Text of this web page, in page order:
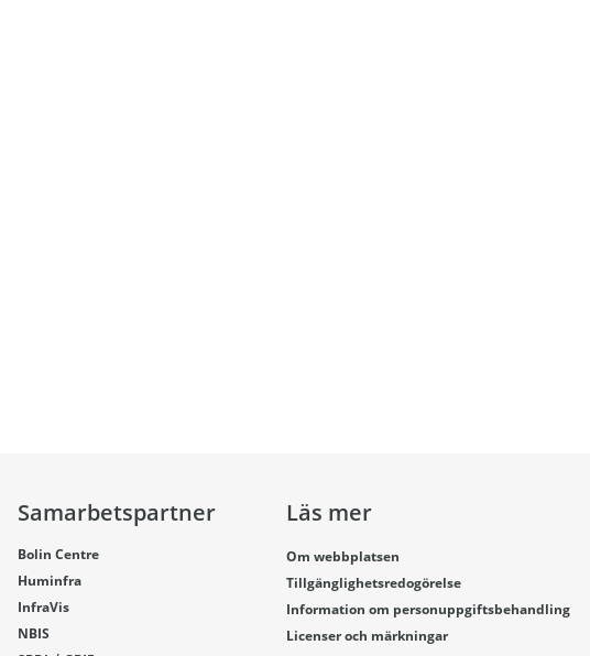
Samarbetspartner
Bolin Centre
Huminfra
InfraVis
NBIS
Läs mer
Om webbplatsen
Tillgänglighetsredogörelse
Information om personuppgiftsbehandling
Licenser och märkningar